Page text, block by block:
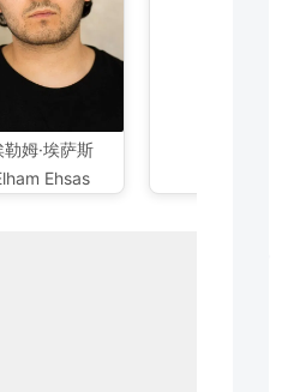
勒姆·埃萨斯
Ehsas